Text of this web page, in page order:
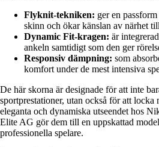
Flyknit-tekniken: ger en
skinn och ökar känslan av närhet
Dynamic Fit-kragen: är
ankeln samtidigt som den ger
Responsiv dämpning: som
komfort under de mest intensiva
De här skorna är designade för att inte
sportprestationer, utan också för att locka
eleganta och dynamiska utseendet hos
Elite AG gör dem till en uppskattad
professionella spelare.